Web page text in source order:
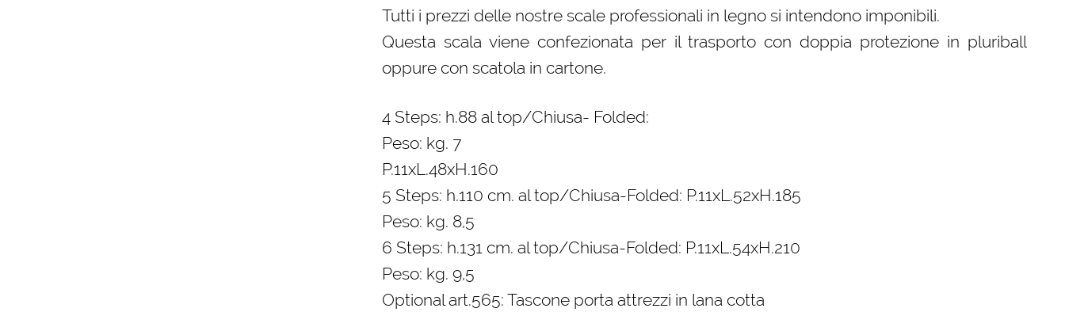
Tutti i prezzi delle nostre scale professionali in legno si intendono imponibili.
Questa scala viene confezionata per il trasporto con doppia protezione in pluriball
oppure con scatola in cartone.
4 Steps: h.88 al top/Chiusa- Folded:
Peso: kg. 7
P.11xL.48xH.160
5 Steps: h.110 cm. al top/Chiusa-Folded: P.11xL.52xH.185
Peso: kg. 8,5
6 Steps: h.131 cm. al top/Chiusa-Folded: P.11xL.54xH.210
Peso: kg. 9,5
Optional art.565: Tascone porta attrezzi in lana cotta